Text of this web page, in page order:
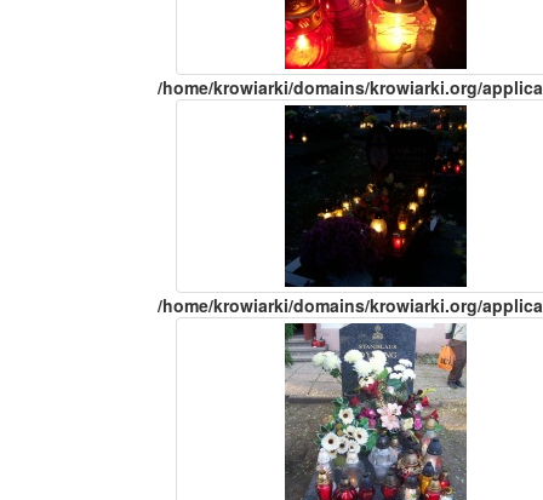
/home/krowiarki/domains/krowiarki.org/
/home/krowiarki/domains/krowiarki.org/